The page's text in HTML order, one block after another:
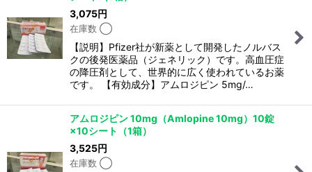
3,075円
在庫数 ◯
【説明】Pfizer社が新薬として開発したノルバス
クの後発医薬品（ジェネリック）です。高血圧症
の降圧剤として、世界的に広く使われているお薬
です。 【有効成分】アムロジピン 5mg/…
アムロジピン 10mg（Amlopine 10mg）10錠
×10シート（1箱）
3,525円
在庫数 ◯